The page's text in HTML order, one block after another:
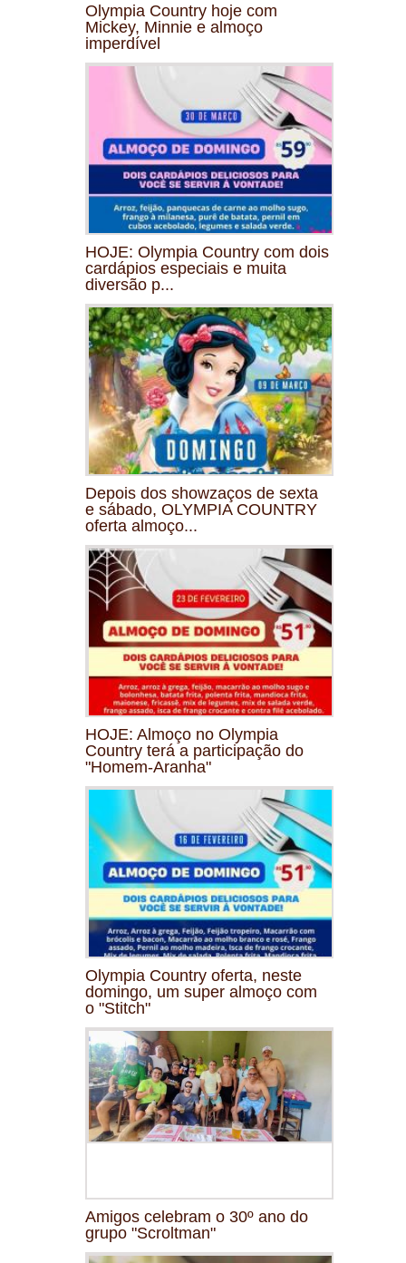
Olympia Country hoje com
Mickey, Minnie e almoço
imperdível
HOJE: Olympia Country com dois
cardápios especiais e muita
diversão p...
Depois dos showzaços de sexta
e sábado, OLYMPIA COUNTRY
oferta almoço...
HOJE: Almoço no Olympia
Country terá a participação do
"Homem-Aranha"
Olympia Country oferta, neste
domingo, um super almoço com
o "Stitch"
Amigos celebram o 30º ano do
grupo "Scroltman"